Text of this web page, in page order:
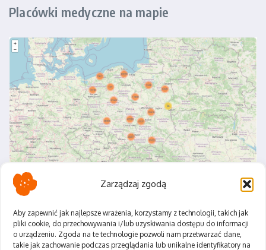
Zarządzaj zgodą
Aby zapewnić jak najlepsze wrażenia, korzystamy z technologii, takich jak
pliki cookie, do przechowywania i/lub uzyskiwania dostępu do informacji
o urządzeniu. Zgoda na te technologie pozwoli nam przetwarzać dane,
takie jak zachowanie podczas przeglądania lub unikalne identyfikatory na
Placówki medyczne na mapie
Polityka Prywatności